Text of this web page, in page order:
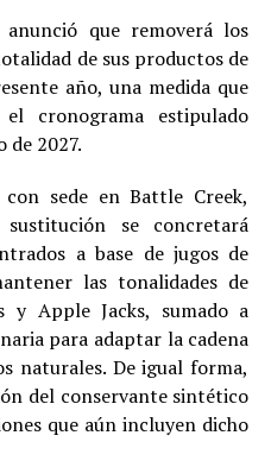
que removerá los
de sus productos de
año, una medida que
cronograma estipulado
2027.
sede en Battle Creek,
se concretará
a base de jugos de
las tonalidades de
y Apple Jacks, sumado a
para adaptar la cadena
naturales. De igual forma,
del conservante sintético
que aún incluyen dicho